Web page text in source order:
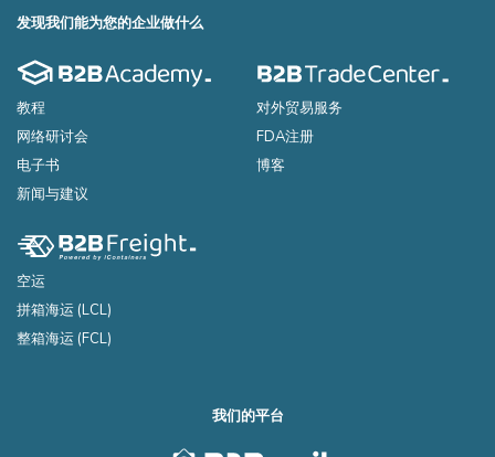
发现我们能为您的企业做什么
教程
网络研讨会
电子书
新闻与建议
对外贸易服务
FDA注册
博客
空运
拼箱海运 (LCL)
整箱海运 (FCL)
我们的平台